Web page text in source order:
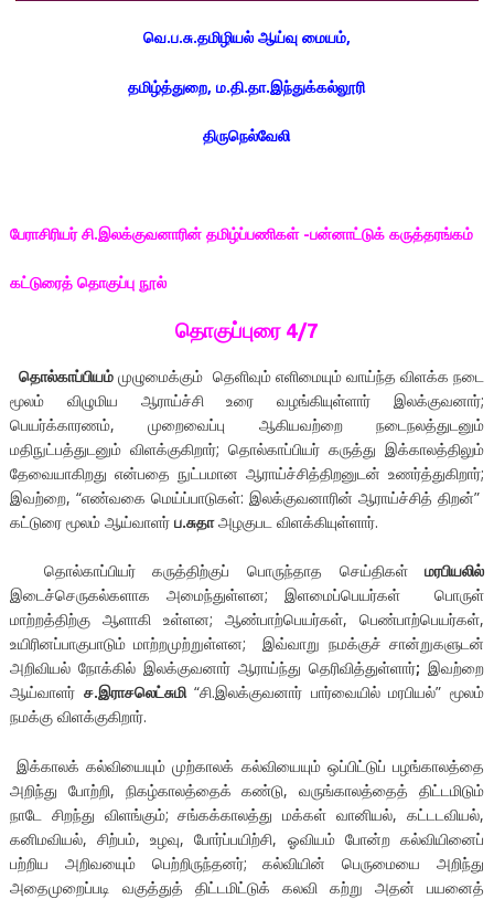
வெ.ப.சு.தமிழியல் ஆய்வு மையம்,
தமிழ்த்துறை, ம.தி.தா.இந்துக்கல்லூரி
திருநெல்வேலி
பேராசிரியர் சி.இலக்குவனாரின் தமிழ்ப்பணிகள் -பன்னாட்டுக் கருத்தரங்கம்
கட்டுரைத் தொகுப்பு நூல்
தொகுப்புரை4/7
தொல்காப்பியம் முழுமைக்கும் தெளிவும் எளிமையும் வாய்ந்த விளக்க நடை
மூலம் விழுமிய ஆராய்ச்சி உரை வழங்கியுள்ளார் இலக்குவனார்;
பெயர்க்காரணம், முறைவைப்பு ஆகியவற்றை நடைநலத்துடனும்
மதிநுட்பத்துடனும் விளக்குகிறார்; தொல்காப்பியர் கருத்து இக்காலத்திலும்
தேவையாகிறது என்பதை நுட்பமான ஆராய்ச்சித்திறனுடன் உணர்த்துகிறார்;
இவற்றை, “எண்வகை மெய்ப்பாடுகள்: இலக்குவனாரின் ஆராய்ச்சித் திறன்”
கட்டுரை மூலம் ஆய்வாளர்ப.சுதாஅழகுபட விளக்கியுள்ளார்.
தொல்காப்பியர் கருத்திற்குப் பொருந்தாத செய்திகள்மரபியலில்
இடைச்செருகல்களாக அமைந்துள்ளன; இளமைப்பெயர்கள் பொருள்
மாற்றத்திற்கு ஆளாகி உள்ளன; ஆண்பாற்பெயர்கள், பெண்பாற்பெயர்கள்,
உயிரினப்பாகுபாடும் மாற்றமுற்றுள்ளன; இவ்வாறு நமக்குச் சான்றுகளுடன்
அறிவியல் நோக்கில் இலக்குவனார் ஆராய்ந்து தெரிவித்துள்ளார்; இவற்றை
ஆய்வாளர் ச.இராசலெட்சுமி“சி.இலக்குவனார் பார்வையில் மரபியல்” மூலம்
நமக்கு விளக்குகிறார்.
இக்காலக் கல்வியையும் முற்காலக் கல்வியையும் ஒப்பிட்டுப் பழங்காலத்தை
அறிந்து போற்றி, நிகழ்காலத்தைக் கண்டு, வருங்காலத்தைத் திட்டமிடும்
நாடே சிறந்து விளங்கும்; சங்கக்காலத்து மக்கள் வானியல், கட்டடவியல்,
கனிமவியல், சிற்பம், உழவு, போர்ப்பயிற்சி, ஓவியம் போன்ற கல்வியினைப்
பற்றிய அறிவயைும் பெற்றிருந்தனர்; கல்வியின் பெருமையை அறிந்து
அதைமுறைப்படி வகுத்துத் திட்டமிட்டுக் கலவி கற்று அதன் பயனைத்